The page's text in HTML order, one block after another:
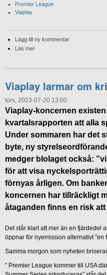
Premier League
Viaplay
Lägg till ny kommentar
Läs mer
Viaplay larmar om
tors, 2023-07-20 13:00
Viaplay-koncernen
kvartalsrapporten att alla
Under sommaren har det
byte, ny
medger bIolaget också:
för att visa
förnyas årligen. Om
koncernen har tillräckligt
åtaganden finns en risk
Det står klart att mer än en fjärdedel
öppnar för nyemission alternativt
Samma morgon som nyheten
” Premier League kommer till USA